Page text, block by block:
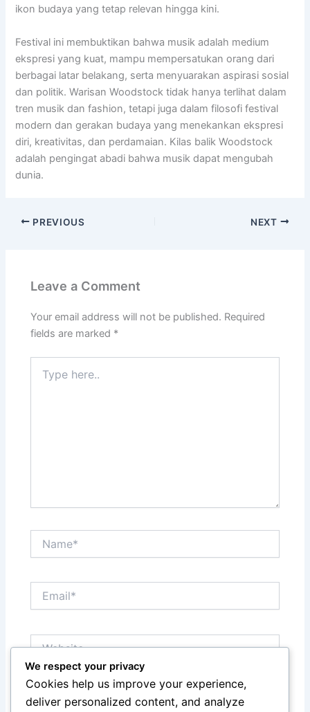
ikon budaya yang tetap relevan hingga kini.
Festival ini membuktikan bahwa musik adalah medium
ekspresi yang kuat, mampu mempersatukan orang dari
berbagai latar belakang, serta menyuarakan aspirasi sosial
dan politik. Warisan Woodstock tidak hanya terlihat dalam
tren musik dan fashion, tetapi juga dalam filosofi festival
modern dan gerakan budaya yang menekankan ekspresi
diri, kreativitas, dan perdamaian. Kilas balik Woodstock
adalah pengingat abadi bahwa musik dapat mengubah
dunia.
PREVIOUS NEXT
Leave a Comment
Your email address will not be published. Required
fields are marked *
here..
Save my name, email, and website in this browser
We respect your privacy
Cookies help us improve your experience,
deliver personalized content, and analyze